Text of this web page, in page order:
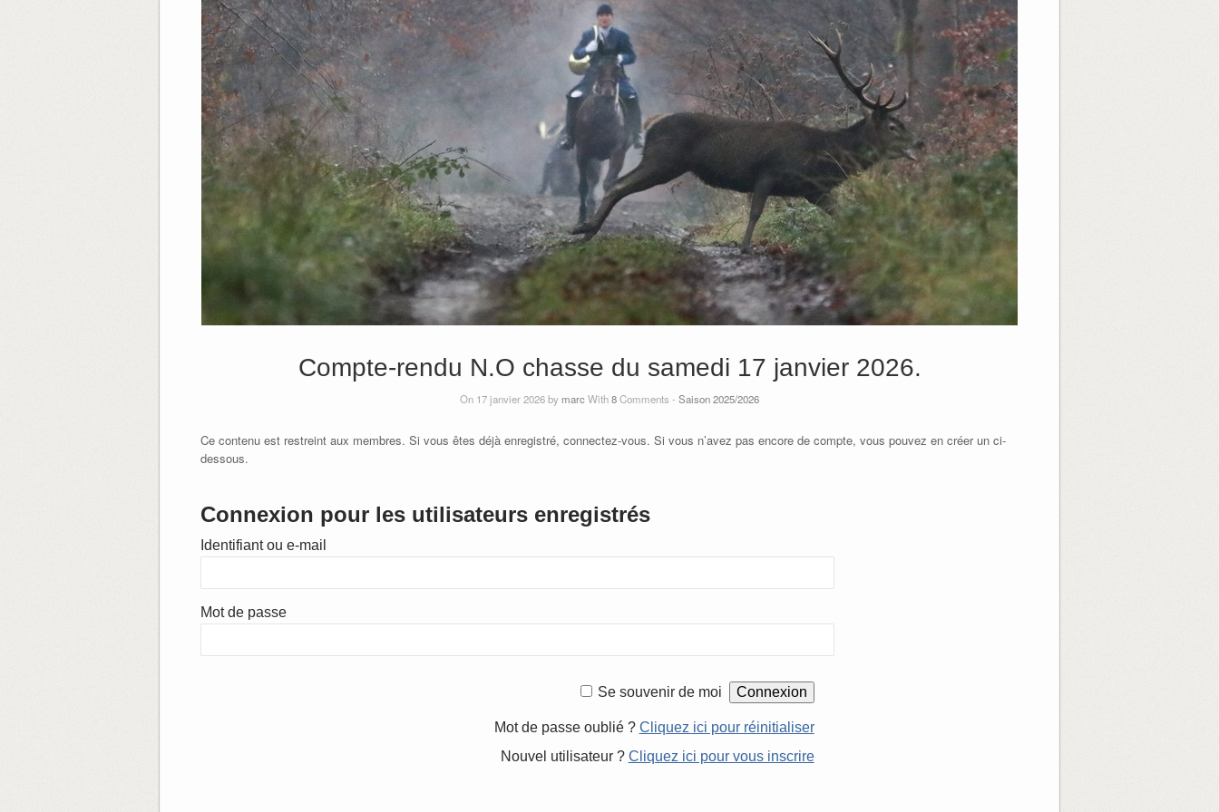
Compte-rendu N.O chasse du samedi 17 janvier 2026.
On 17 janvier 2026 by marcWith8Comments - Saison 2025/2026
Ce contenu est restreint aux membres. Si vous êtes déjà enregistré, connectez-vous. Si vous n’avez pas encore de compte, vous pouvez en créer un ci-
dessous.
Connexion pour les utilisateurs enregistrés
Identifiant ou e-mail
Mot de passe
Se souvenir de moi
Mot de passe oublié ? Cliquez ici pour réinitialiser
Nouvel utilisateur ? Cliquez ici pour vous inscrire